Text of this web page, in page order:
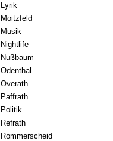
Lyrik
Moitzfeld
Musik
Nightlife
Nußbaum
Odenthal
Overath
Paffrath
Politik
Refrath
Rommerscheid